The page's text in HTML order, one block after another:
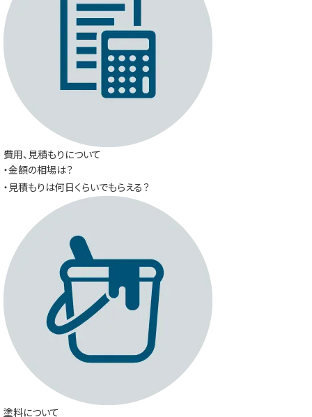
費用、見積もりについて
・金額の相場は？
・見積もりは何日くらいでもらえる？
塗料について